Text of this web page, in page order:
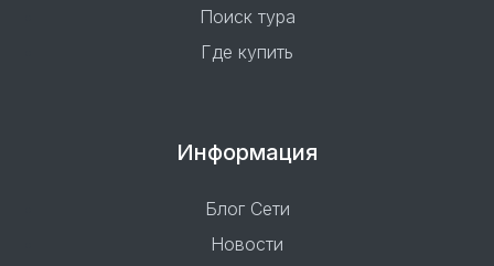
Поиск тура
Где купить
Информация
Блог Сети
Новости